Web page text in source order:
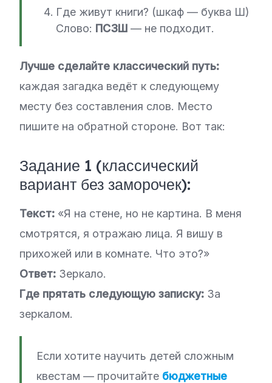
Где живут книги? (шкаф — буква Ш)
Слово: ПСЗШ — не подходит.
Лучше сделайте классический путь:
каждая загадка ведёт к следующему
месту без составления слов. Место
пишите на обратной стороне. Вот так:
Задание 1 (классический
вариант без заморочек):
Текст: «Я на стене, но не картина. В меня
смотрятся, я отражаю лица. Я вишу в
прихожей или в комнате. Что это?»
Ответ: Зеркало.
Где прятать следующую записку: За
зеркалом.
Если хотите научить детей сложным
квестам — прочитайте бюджетные